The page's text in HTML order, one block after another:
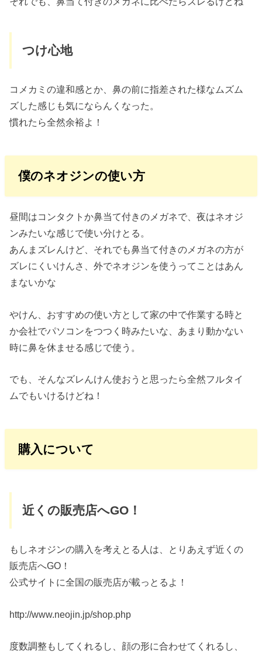
つけ心地
コメカミの違和感とか、鼻の前に指差された様なムズム
ズした感じも気にならんくなった。
慣れたら全然余裕よ！
僕のネオジンの使い方
昼間はコンタクトか鼻当て付きのメガネで、夜はネオジ
ンみたいな感じで使い分けとる。
あんまズレんけど、それでも鼻当て付きのメガネの方が
ズレにくいけんさ、外でネオジンを使うってことはあん
まないかな
やけん、おすすめの使い方として家の中で作業する時と
か会社でパソコンをつつく時みたいな、あまり動かない
時に鼻を休ませる感じで使う。
でも、そんなズレんけん使おうと思ったら全然フルタイ
ムでもいけるけどね！
購入について
近くの販売店へGO！
もしネオジンの購入を考えとる人は、とりあえず近くの
販売店へGO！
公式サイトに全国の販売店が載っとるよ！
http://www.neojin.jp/shop.php
度数調整もしてくれるし、顔の形に合わせてくれるし、